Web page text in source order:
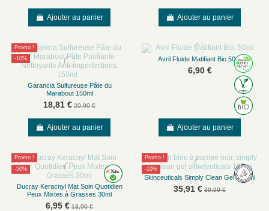
Ajouter au panier Ajouter au panier
Promo !
-10%
Garancia Sulfureuse Pâte du
Marabout 150ml
18,81 € 20,90 €
Ajouter au panier
Avril Fluide Matifiant Bio 50ml
6,90 €
Ajouter au panier
Promo !
-50%
Ducray Keracnyl Mat Soin Quotidien
Peux Mixtes à Grasses 30ml
6,95 € 13,90 €
Promo !
-10%
Skinceuticals Simply Clean Gel 195 ml
35,91 € 39,90 €